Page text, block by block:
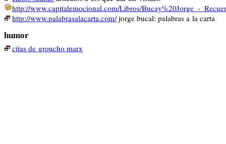
http://www.capitalemocional.com/Libros/Bucay%20Jorge_-
http://www.palabrasalacarta.com/jorge bucal: palabras a la carta
humor
citas de groucho marx